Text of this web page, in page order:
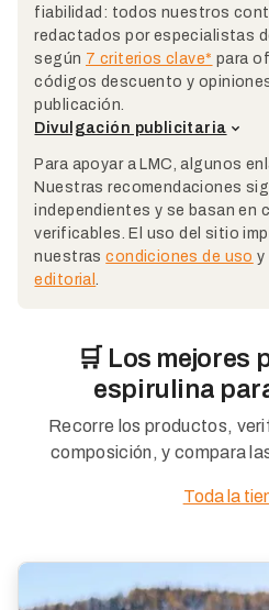
fiabilidad: todos nuestros
redactados por especialistas
según 7 criterios clave* para
códigos descuento y
publicación.
Divulgación publicitaria
Para apoyar a LMC, algunos
Nuestras recomendaciones
independientes y se basan en
verificables. El uso del sitio
nuestrascondiciones de uso y
editorial
🛒 Los mejores
espirulina
Recorre los productos,
composición, y compara
Toda la